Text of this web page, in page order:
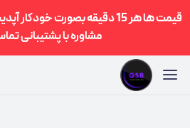
قیمت ها هر 15 دقیقه بصورت
مشاوره با پشتیبانی